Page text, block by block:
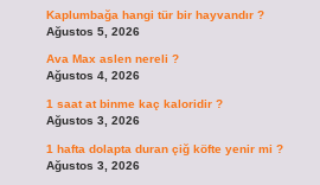
Kaplumbağa hangi tür bir hayvandır ?
Ağustos 5, 2026
Ava Max aslen nereli ?
Ağustos 4, 2026
1 saat at binme kaç kaloridir ?
Ağustos 3, 2026
1 hafta dolapta duran çiğ köfte yenir mi ?
Ağustos 3, 2026